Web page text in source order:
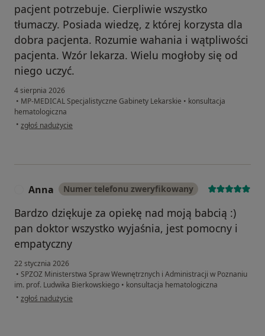
pacjent potrzebuje. Cierpliwie wszystko
tłumaczy. Posiada wiedzę, z której korzysta dla
dobra pacjenta. Rozumie wahania i wątpliwości
pacjenta. Wzór lekarza. Wielu mogłoby się od
niego uczyć.
4 sierpnia 2026
• MP-MEDICAL Specjalistyczne Gabinety Lekarskie • konsultacja
hematologiczna
• w opinii użytkownika Pacjentka
zgłoś nadużycie
Anna Numer telefonu zweryfikowany
Bardzo dziękuje za opiekę nad moją babcią :)
pan doktor wszystko wyjaśnia, jest pomocny i
empatyczny
22 stycznia 2026
• SPZOZ Ministerstwa Spraw Wewnętrznych i Administracji w Poznaniu
im. prof. Ludwika Bierkowskiego • konsultacja hematologiczna
• w opinii użytkownika Anna
zgłoś nadużycie